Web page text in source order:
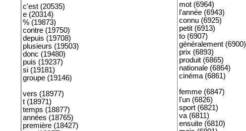
c'est (20535)
e (20314)
% (19873)
contre (19750)
depuis (19708)
plusieurs (19503)
donc (19480)
puis (19237)
si (19181)
groupe (19146)
vers (18977)
t (18971)
temps (18877)
années (18765)
première (18427)
mot (6964)
l'année (6943)
connu (6925)
petit (6913)
to (6907)
généralement (6900)
prix (6893)
produit (6865)
nationale (6864)
cinéma (6861)
femme (6847)
l'un (6826)
sport (6821)
va (6811)
ensuite (6810)